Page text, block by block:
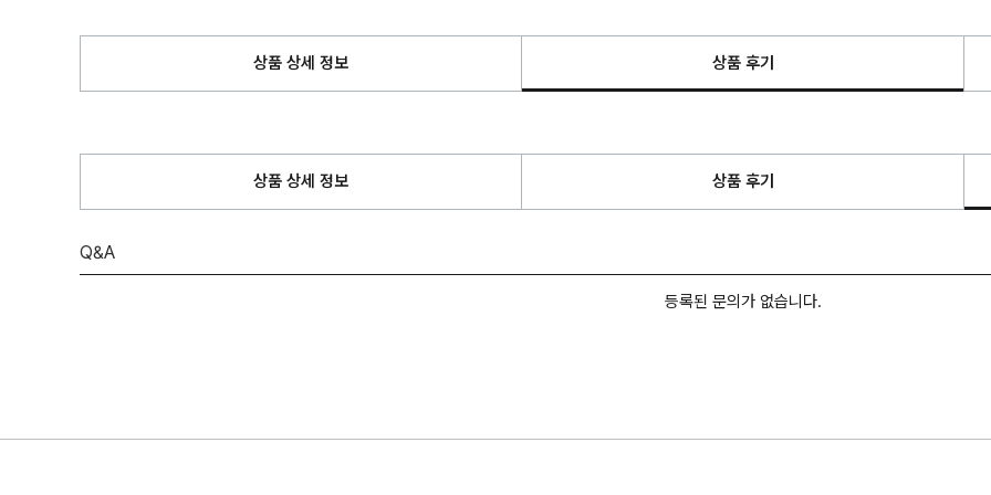
상품 상세 정보 상품 후기
상품 상세 정보 상품 후기
Q&A
등록된 문의가 없습니다.